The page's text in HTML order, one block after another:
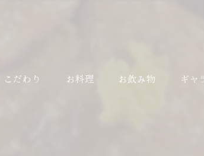
こだわり お料理 お飲み物 ギャ